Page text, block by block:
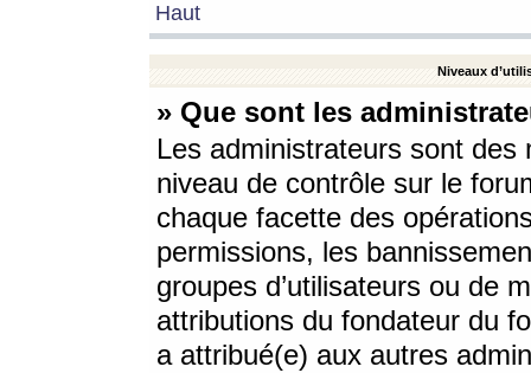
Haut
Niveaux
» Que sont les
Les administrateurs sont
niveau de contrôle sur le
chaque facette des
permissions, les
groupes d’utilisateurs ou de
attributions du fondateur du
a attribué(e) aux autres